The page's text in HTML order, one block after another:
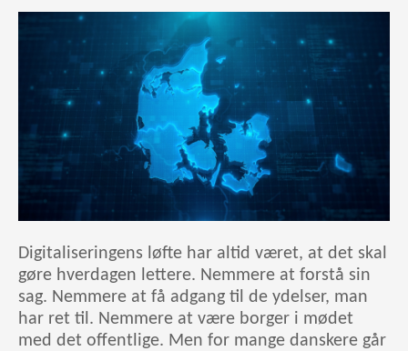
Digitaliseringens løfte har altid været, at det skal
gøre hverdagen lettere. Nemmere at forstå sin
sag. Nemmere at få adgang til de ydelser, man
har ret til. Nemmere at være borger i mødet
med det offentlige. Men for mange danskere går